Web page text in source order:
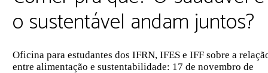
o sustentável andam juntos?
Oficina para estudantes dos IFRN, IFES e IFF sobre a
entre alimentação e sustentabilidade: 17 de novembro de